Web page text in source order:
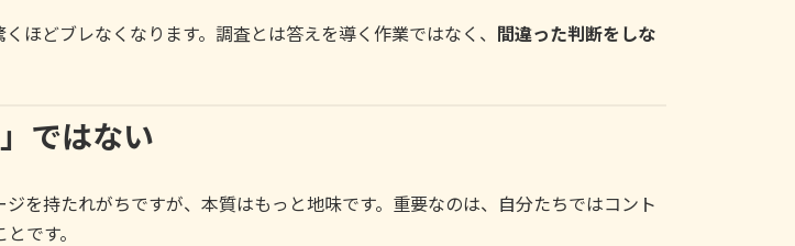
ほどブレなくなります。調査とは答えを導く作業ではなく、
間違った判断をしな
ではない
を持たれがちですが、本質はもっと地味です。重要なのは、自分たちではコント
です。